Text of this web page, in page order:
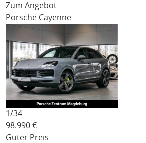
Zum Angebot
Porsche Cayenne
1/34
98.990 €
Guter Preis